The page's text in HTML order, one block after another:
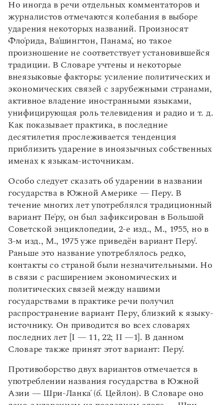
Но иногда в речи отдельных комментаторов и
журналистов отмечаются колебания в выборе
ударения некоторых названий. Произносят
Фло́рида, Ва́шингтон, Панама́, но такое
произношение не соответствует установившейся
традиции. В Словаре учтены и некоторые
внеязыковые факторы: усиление политических и
экономических связей с зарубежными странами,
активное владение иностранными языками,
унифицирующая роль телевидения и радио и т. д.
Как показывает практика, в последние
десятилетия прослеживается тенденция
приблизить ударение в иноязычных собственных
именах к языкам-источникам.
Особо следует сказать об ударении в названии
государства в Южной Америке — Перу. В
течение многих лет употреблялся традиционный
вариант Пе́ру, он был зафиксирован в Большой
Советской энциклопедии, 2-е изд., М., 1955, но в
3-м изд., М., 1975 уже приведён вариант Перу́.
Раньше это название употреблялось редко,
контакты со страной были незначительными. Но
в связи с расширением экономических и
политических связей между нашими
государствами в практике речи получил
распространение вариант Перу, близкий к языку-
источнику. Он приводится во всех словарях
последних лет [I — 11, 22; II —1]. В данном
Словаре также принят этот вариант: Перу́.
Противоборство двух вариантов отмечается в
употреблении названия государства в Южной
Азии — Шри-Ланка́ (б. Цейлон). В Словаре оно